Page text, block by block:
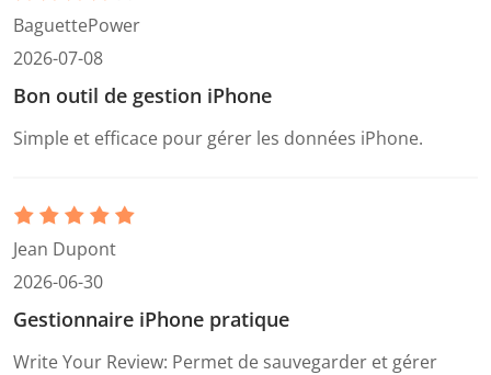
BaguettePower
2026-07-08
Bon outil de gestion iPhone
Simple et efficace pour gérer les données iPhone.
Jean Dupont
2026-06-30
Gestionnaire iPhone pratique
Write Your Review: Permet de sauvegarder et gérer